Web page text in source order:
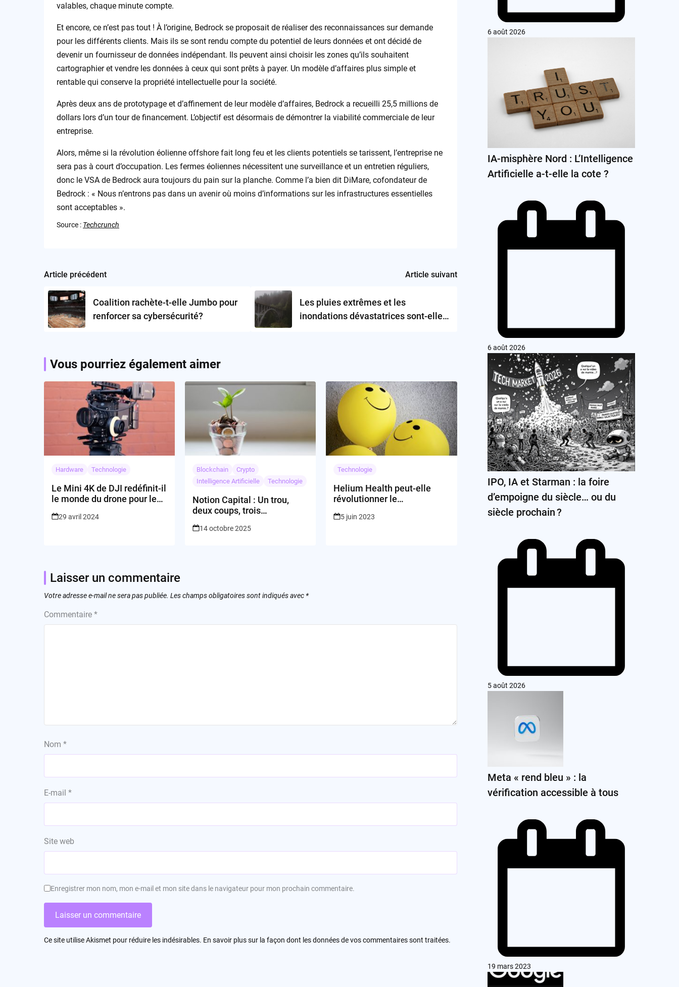
valables, chaque minute compte.
Et encore, ce n’est pas tout ! À l’origine, Bedrock se proposait de réaliser des reconnaissances sur demande
pour les différents clients. Mais ils se sont rendu compte du potentiel de leurs données et ont décidé de
devenir un fournisseur de données indépendant. Ils peuvent ainsi choisir les zones qu’ils souhaitent
cartographier et vendre les données à ceux qui sont prêts à payer. Un modèle d’affaires plus simple et
rentable qui conserve la propriété intellectuelle pour la société.
Après deux ans de prototypage et d’affinement de leur modèle d’affaires, Bedrock a recueilli 25,5 millions de
dollars lors d’un tour de financement. L’objectif est désormais de démontrer la viabilité commerciale de leur
entreprise.
Alors, même si la révolution éolienne offshore fait long feu et les clients potentiels se tarissent, l’entreprise ne
sera pas à court d’occupation. Les fermes éoliennes nécessitent une surveillance et un entretien réguliers,
donc le VSA de Bedrock aura toujours du pain sur la planche. Comme l’a bien dit DiMare, cofondateur de
Bedrock : « Nous n’entrons pas dans un avenir où moins d’informations sur les infrastructures essentielles
sont acceptables ».
Source : Techcrunch
Post
navigation
Article précédent
Coalition rachète-t-elle Jumbo pour
renforcer sa cybersécurité?
Article suivant
Les pluies extrêmes et les
inondations dévastatrices sont-elles
Vous pourriez également aimer
Hardware Technologie
Le Mini 4K de DJI redéfinit-il
le monde du drone pour les
29 avril 2024
Blockchain
Crypto
Intelligence Artificielle
Technologie
Notion Capital : Un trou,
deux coups, trois
14 octobre 2025
Technologie
Helium Health peut-elle
révolutionner le
de la santé en Afrique ?
5 juin 2023
Laisser un commentaire
Votre adresse e-mail ne sera pas publiée. Les champs obligatoires sont indiqués avec *
Commentaire *
Nom *
E-mail *
Site web
Enregistrer mon nom, mon e-mail et mon site dans le navigateur pour mon prochain commentaire.
Ce site utilise Akismet pour réduire les indésirables. En savoir plus sur la façon dont les données de vos commentaires sont traitées.
6 août 2026
IA-misphère Nord : L’Intelligence
Artificielle a-t-elle la cote ?
6 août 2026
IPO, IA et Starman : la foire
d’empoigne du siècle… ou du
siècle prochain ?
5 août 2026
Meta « rend bleu » : la
vérification accessible à tous
19 mars 2023